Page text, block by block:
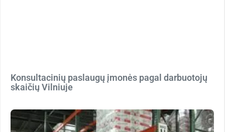
Konsultacinių paslaugų įmonės pagal darbuotojų
skaičių Vilniuje